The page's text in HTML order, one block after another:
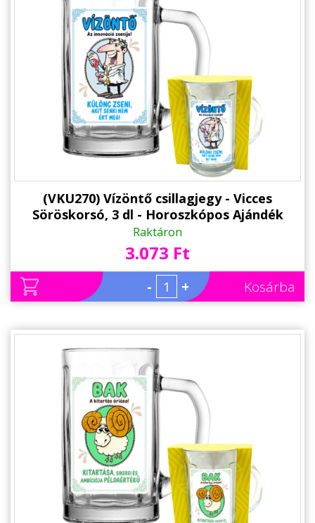
(VKU270) Vízöntő csillagjegy - Vicces
Söröskorsó, 3 dl - Horoszkópos Ajándék
Szülinapra
Raktáron
3.073 Ft
- + Kosárba